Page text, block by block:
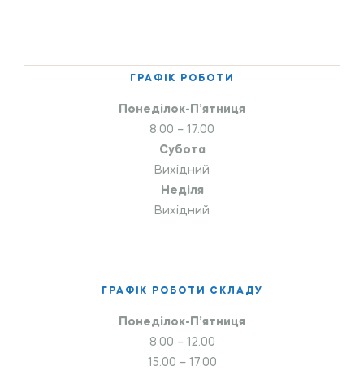
ГРАФІК РОБОТИ
Понеділок-П’ятниця
8.00 – 17.00
Субота
Вихідний
Неділя
Вихідний
ГРАФІК РОБОТИ СКЛАДУ
Понеділок-П’ятниця
8.00 – 12.00
15.00 – 17.00